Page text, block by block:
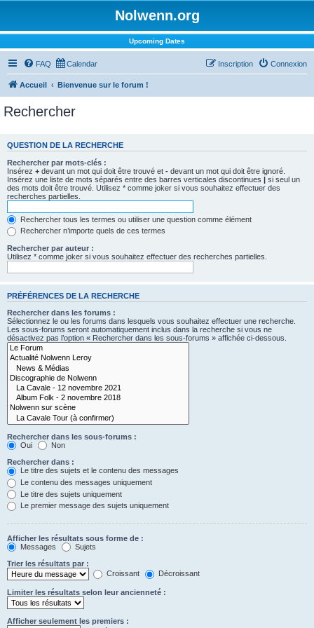
Nolwenn.org
Upcoming Dates
FAQ Calendar Connexion
Inscription
Accueil Bienvenue sur le forum !
Rechercher
QUESTION DE LA RECHERCHE
Rechercher par mots-clés :
Insérez + devant un mot qui doit être trouvé et - devant un mot qui doit être ignoré.
Insérez une liste de mots séparés entre des barres verticales discontinues | si seul un
des mots doit être trouvé. Utilisez * comme joker si vous souhaitez effectuer des
recherches partielles.
Rechercher tous les termes ou utiliser une question comme élément
Rechercher n’importe quels de ces termes
Rechercher par auteur :
Utilisez * comme joker si vous souhaitez effectuer des recherches partielles.
PRÉFÉRENCES DE LA RECHERCHE
Rechercher dans les forums :
Sélectionnez le ou les forums dans lesquels vous souhaitez effectuer une recherche.
Les sous-forums seront automatiquement inclus dans la recherche si vous ne
désactivez pas l’option « Rechercher dans les sous-forums » affichée ci-dessous.
Rechercher dans les sous-forums :
Oui
Non
Rechercher dans :
Le titre des sujets et le contenu des messages
Le contenu des messages uniquement
Le titre des sujets uniquement
Le premier message des sujets uniquement
Afficher les résultats sous forme de :
Messages
Sujets
Trier les résultats par :
Croissant
Décroissant
Limiter les résultats selon leur ancienneté :
Afficher seulement les premiers :